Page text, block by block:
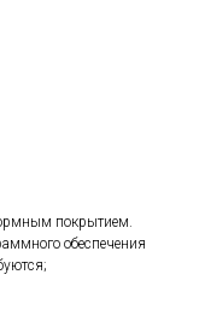
покрытием.
обеспечения